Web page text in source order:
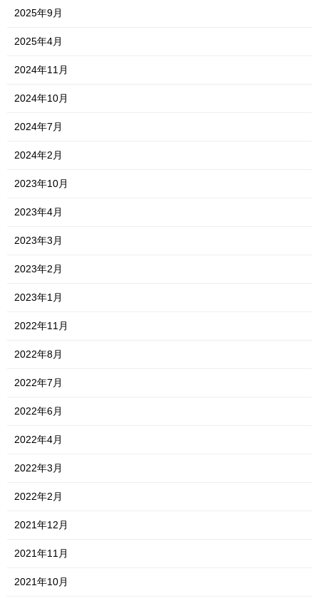
2025年9月
2025年4月
2024年11月
2024年10月
2024年7月
2024年2月
2023年10月
2023年4月
2023年3月
2023年2月
2023年1月
2022年11月
2022年8月
2022年7月
2022年6月
2022年4月
2022年3月
2022年2月
2021年12月
2021年11月
2021年10月